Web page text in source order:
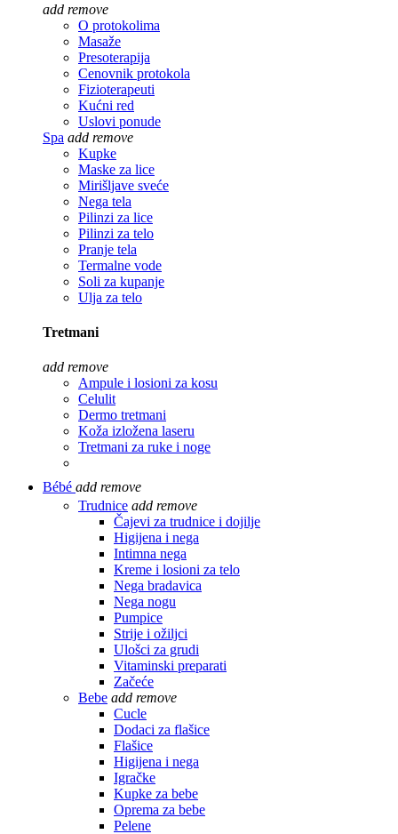
add remove
O protokolima
Masaže
Presoterapija
Cenovnik protokola
Fizioterapeuti
Kućni red
Uslovi ponude
Spa add remove
Kupke
Maske za lice
Mirišljave sveće
Nega tela
Pilinzi za lice
Pilinzi za telo
Pranje tela
Termalne vode
Soli za kupanje
Ulja za telo
Tretmani
add remove
Ampule i losioni za kosu
Celulit
Dermo tretmani
Koža izložena laseru
Tretmani za ruke i noge
Bébé add remove
Trudnice add remove
Čajevi za trudnice i dojilje
Higijena i nega
Intimna nega
Kreme i losioni za telo
Nega bradavica
Nega nogu
Pumpice
Strije i ožiljci
Ulošci za grudi
Vitaminski preparati
Začeće
Bebe add remove
Cucle
Dodaci za flašice
Flašice
Higijena i nega
Igračke
Kupke za bebe
Oprema za bebe
Pelene